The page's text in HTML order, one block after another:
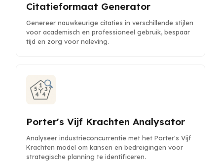
Citatieformaat Generator
Genereer nauwkeurige citaties in verschillende stijlen
voor academisch en professioneel gebruik, bespaar
tijd en zorg voor naleving.
Porter's Vijf Krachten Analysator
Analyseer industrieconcurrentie met het Porter's Vijf
Krachten model om kansen en bedreigingen voor
strategische planning te identificeren.